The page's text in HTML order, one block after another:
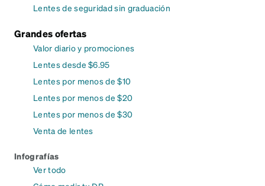
Lentes de seguridad sin graduación
Grandes ofertas
Valor diario y promociones
Lentes desde $6.95
Lentes por menos de $10
Lentes por menos de $20
Lentes por menos de $30
Venta de lentes
Infografías
Ver todo